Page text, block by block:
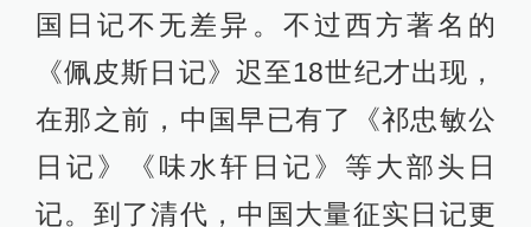
国日记不无差异。不过西方著名的
《佩皮斯日记》迟至18世纪才出现，
在那之前，中国早已有了《祁忠敏公
日记》《味水轩日记》等大部头日
记。到了清代，中国大量征实日记更